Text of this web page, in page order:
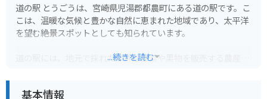
道の駅 とうごうは、宮崎県児湯郡都農町にある道の駅です。こ
こは、温暖な気候と豊かな自然に恵まれた地域であり、太平洋
を望む絶景スポットとしても知られています。
道の駅には、地元で採れた新鮮な野菜や果物を販売する農産物
夏」を使ったスイーツなども人気です。バイクで訪れた際に
...続きを読む
基本情報